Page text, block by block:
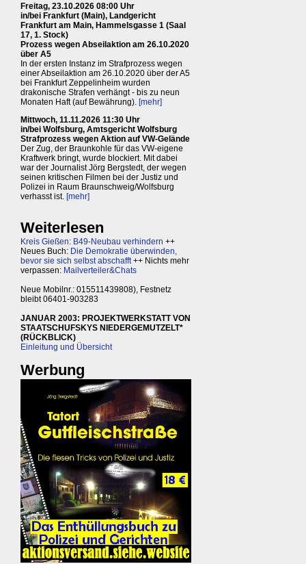
Freitag, 23.10.2026 08:00 Uhr
in/bei Frankfurt (Main), Landgericht
Frankfurt am Main, Hammelsgasse 1 (Saal
17, 1. Stock)
Prozess wegen Abseilaktion am 26.10.2020
über A5
In der ersten Instanz im Strafprozess wegen
einer Abseilaktion am 26.10.2020 über der A5
bei Frankfurt Zeppelinheim wurden
drakonische Strafen verhängt - bis zu neun
Monaten Haft (auf Bewährung). [mehr]
Mittwoch, 11.11.2026 11:30 Uhr
in/bei Wolfsburg, Amtsgericht Wolfsburg
Strafprozess wegen Aktion auf VW-Gelände
Der Zug, der Braunkohle für das VW-eigene
Kraftwerk bringt, wurde blockiert. Mit dabei
war der Journalist Jörg Bergstedt, der wegen
seinen kritischen Filmen bei der Justiz und
Polizei in Raum Braunschweig/Wolfsburg
verhasst ist. [mehr]
Weiterlesen
Kreis Gießen: B49-Neubau verhindern ++
Neues Buch: Die Demokratie überwinden,
bevor sie sich selbst abschafft++ Nichts mehr
verpassen: Mailverteiler&Chats
Neue Mobilnr.: 015511439808), Festnetz
bleibt 06401-903283
JANUAR 2003: PROJEKTWERKSTATT VON
STAATSCHUFSKYS NIEDERGEMUTZELT*
(RÜCKBLICK)
Einleitung und Übersicht
Werbung